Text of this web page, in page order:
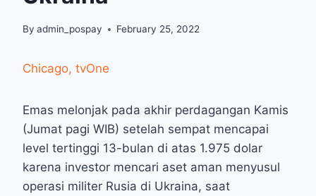
By admin_pospay February 25, 2022
Chicago, tvOne
Emas melonjak pada akhir perdagangan Kamis
(Jumat pagi WIB) setelah sempat mencapai
level tertinggi 13-bulan di atas 1.975 dolar
karena investor mencari aset aman menyusul
operasi militer Rusia di Ukraina, saat